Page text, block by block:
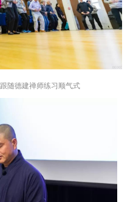
随德建禅师练习顺气式